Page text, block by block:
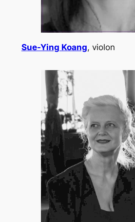
Sue-Ying Koang, violon